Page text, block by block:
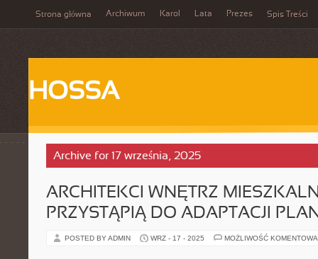
Strona główna Archiwum Karol Lata Prezes Spis Treści
HOSSA
Archive for 17 września, 2025
ARCHITEKCI WNĘTRZ
PRZYSTĄPIĄ DO ADAPTACJI
POSTED BY ADMIN WRZ - 17 - 2025 MOŻLIWOŚĆ